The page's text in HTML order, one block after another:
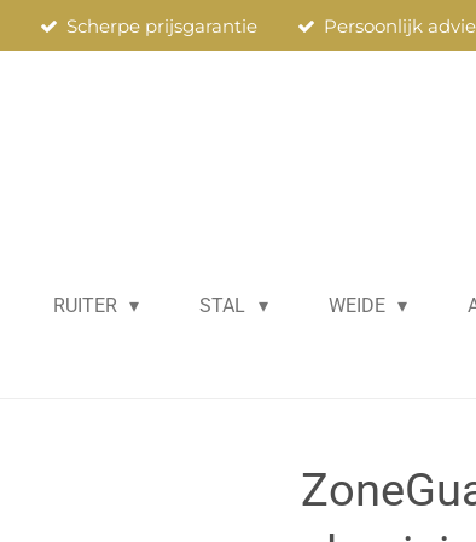
Scherpe prijsgarantie Persoonlijk
RUITER STAL WEIDE